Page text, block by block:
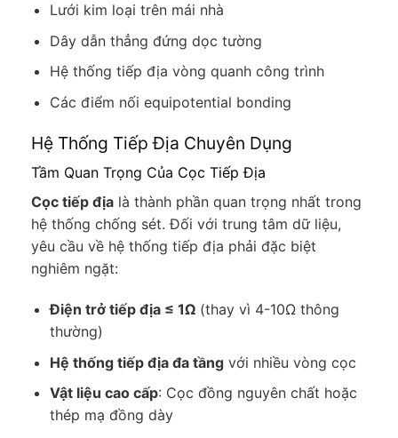
Lưới kim loại trên mái nhà
Dây dẫn thẳng đứng dọc tường
Hệ thống tiếp địa vòng quanh công trình
Các điểm nối equipotential bonding
Hệ Thống Tiếp Địa Chuyên Dụng
Tầm Quan Trọng Của Cọc Tiếp Địa
Cọc tiếp địa là thành phần quan trọng nhất trong
hệ thống chống sét. Đối với trung tâm dữ liệu,
yêu cầu về hệ thống tiếp địa phải đặc biệt
nghiêm ngặt:
Điện trở tiếp địa ≤ 1Ω(thay vì 4-10Ω thông
thường)
Hệ thống tiếp địa đa tầngvới nhiều vòng cọc
Vật liệu cao cấp: Cọc đồng nguyên chất hoặc
thép mạ đồng dày